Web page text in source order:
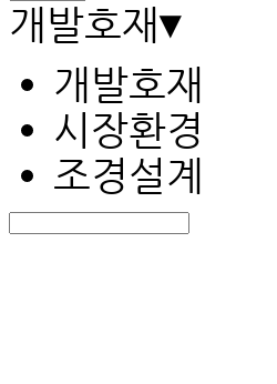
개발호재▾
개발호재
시장환경
조경설계